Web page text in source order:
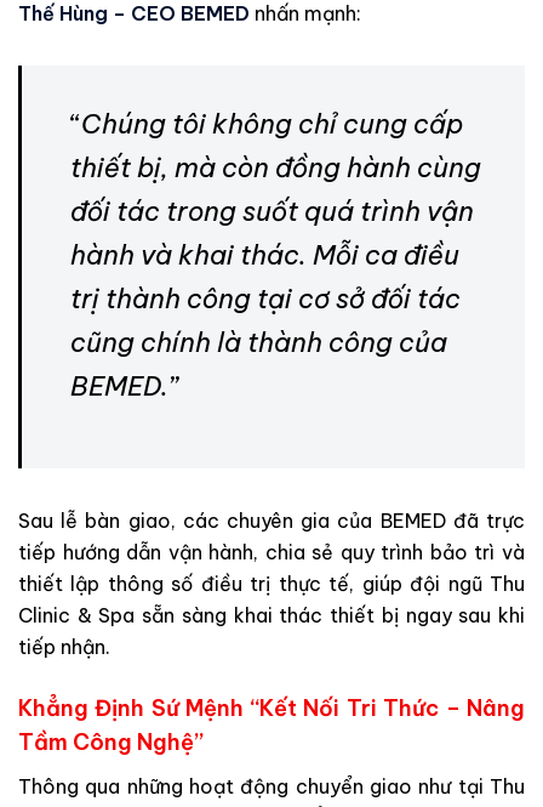
Thế Hùng – CEO BEMED nhấn mạnh:
“Chúng tôi không chỉ cung cấp
thiết bị, mà còn đồng hành cùng
đối tác trong suốt quá trình vận
hành và khai thác. Mỗi ca điều
trị thành công tại cơ sở đối tác
cũng chính là thành công của
BEMED.”
Sau lễ bàn giao, các chuyên gia của BEMED đã trực
tiếp hướng dẫn vận hành, chia sẻ quy trình bảo trì và
thiết lập thông số điều trị thực tế, giúp đội ngũ Thu
Clinic & Spa sẵn sàng khai thác thiết bị ngay sau khi
tiếp nhận.
Khẳng Định Sứ Mệnh “Kết Nối Tri Thức – Nâng
Tầm Công Nghệ”
Thông qua những hoạt động chuyển giao như tại Thu